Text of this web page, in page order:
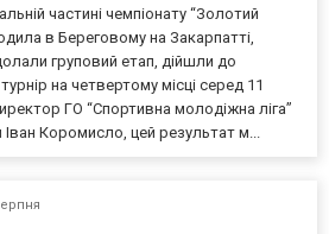
частині чемпіонату “Золотий
в Береговому на Закарпатті,
груповий етап, дійшли до
на четвертому місці серед 11
ГО “Спортивна молодіжна ліга”
Коромисло, цей результат м...